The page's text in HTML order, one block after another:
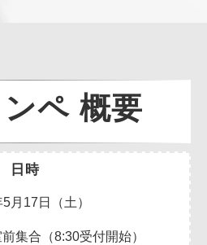
ペ 概要
日時
月17日（土）
集合（8:30受付開始）